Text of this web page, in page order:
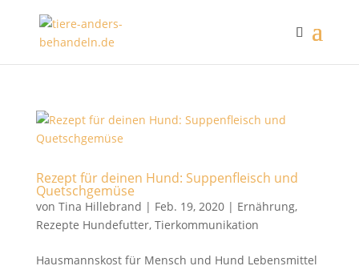
Rezept für deinen Hund: Suppenfleisch und
Quetschgemüse
von Tina Hillebrand | Feb. 19, 2020| Ernährung,
Rezepte Hundefutter, Tierkommunikation
Hausmannskost für Mensch und Hund Lebensmittel